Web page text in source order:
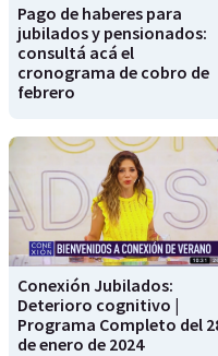
Pago de haberes para
jubilados y pensionados:
consultá acá el
cronograma de cobro de
febrero
Conexión Jubilados:
Deterioro cognitivo |
Programa Completo del
de enero de 2024